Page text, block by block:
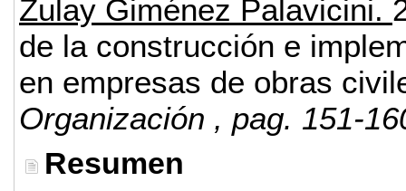
Zulay Giménez Palavicini.
de la construcción e
en empresas de obras
Organización , pag. 151-
Resumen